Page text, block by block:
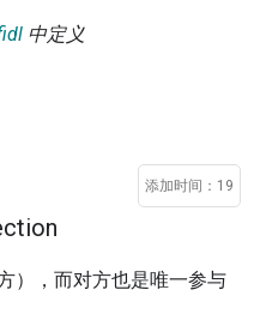
中定义
添加时间：19
），而对方也是唯一参与